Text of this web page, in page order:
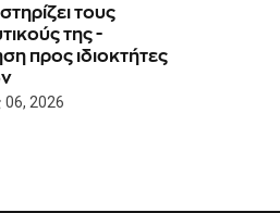
τους
της -
προς ιδιοκτήτες
2026